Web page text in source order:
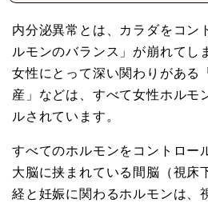
内分泌異常とは、カラダをコン
ルモンのバランス」が崩れてし
女性にとって深い関わりがある
産」などは、すべて女性ホルモ
ルされています。
すべてのホルモンをコントロー
大脳に挟まれている間脳（視床
経と妊娠に関わるホルモンは、